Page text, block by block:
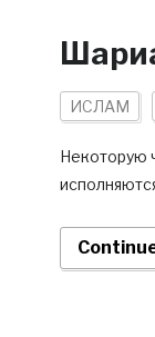
ИСЛАМ
Некоторую